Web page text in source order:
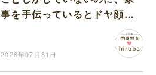
事を手伝っているとドヤ顔す
る夫に開いた口が塞がらない
2026年07月31日